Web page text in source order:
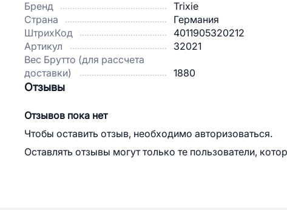
Бренд
Trixie
Страна
Германия
ШтрихКод
4011905320212
Артикул
32021
Вес Брутто (для рассчета
доставки)
1880
Отзывы
Отзывов пока нет
Чтобы оставить отзыв, необходимо авторизоваться.
Оставлять отзывы могут только те пользователи,